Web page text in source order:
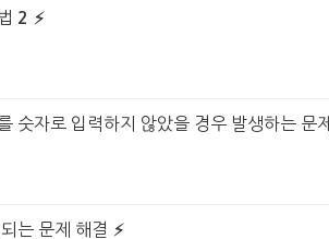
2
숫자로 입력하지 않았을 경우 발생하는 문제
는 문제 해결